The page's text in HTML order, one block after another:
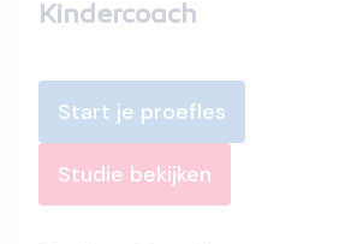
Kindercoach
Start je proefles
Studie bekijken